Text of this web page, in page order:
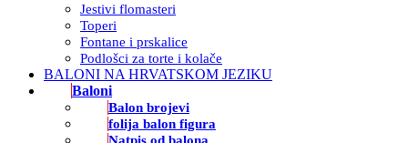
Jestivi flomasteri
Toperi
Fontane i prskalice
Podlošci za torte i kolače
BALONI NA HRVATSKOM JEZIKU
Baloni
Balon brojevi
folija balon figura
Natpis od balona